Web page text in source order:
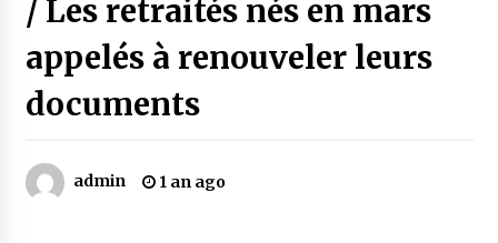
Oum el Gaïla / L’ogresse du M’zab
4 ans ago
4 ans ago
/ Les retraités nés en mars
appelés à renouveler leurs
documents
admin 1 an ago